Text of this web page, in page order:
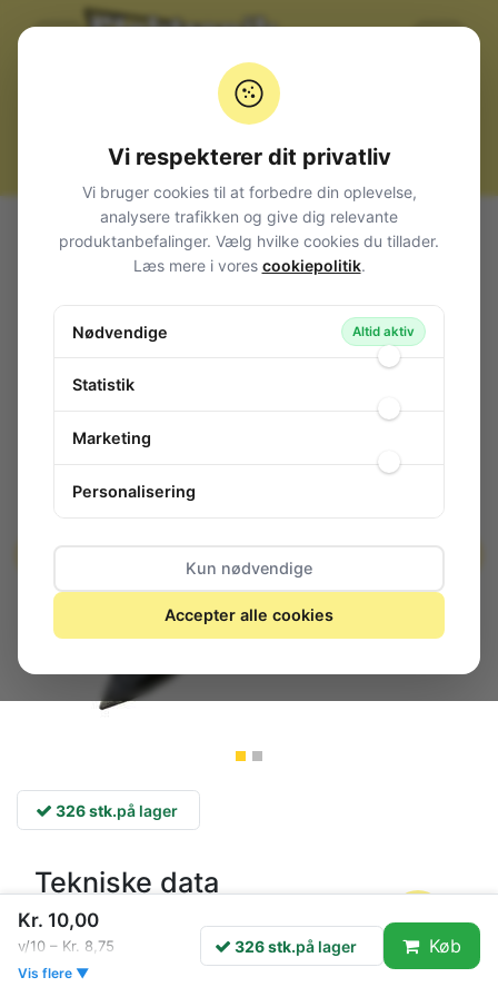
Alle produkter Belysning
Lamper (pærer) m.m.
Telefonlamper
T5.5 (Ø4,8x30mm)
Telefon Lampe T5.5 30 V 50mA
Telefon Lampe T5.5 30 V 50mA
326 stk.på lager
Tekniske data
Strøm
Spændning
30 VAC/DC
Gennemsnitlig levetid
Kr. 10,00
v/10 – Kr. 8,75
Vis flere ▼
326 stk.på lager Køb
Vi respekterer dit privatliv
Vi bruger cookies til at forbedre din oplevelse,
analysere trafikken og give dig relevante
produktanbefalinger. Vælg hvilke cookies du tillader.
Læs mere i vores cookiepolitik.
Nødvendige Altid aktiv
Statistik
Marketing
Personalisering
Kun nødvendige
Accepter alle cookies